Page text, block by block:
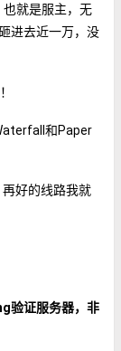
就是服主，无
进去近一万，没
和Paper
好的线路我就
验证服务器，非